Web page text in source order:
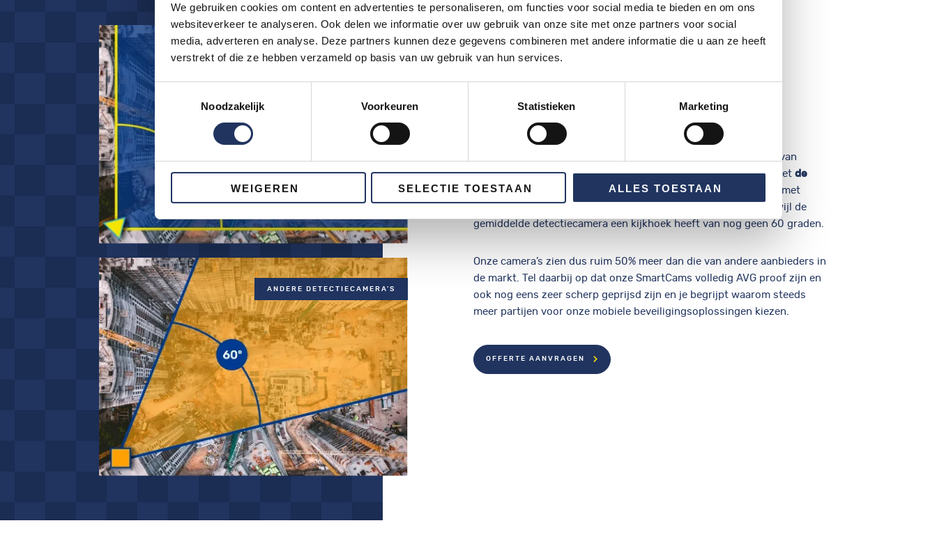
We gebruiken cookies om content en advertenties te personaliseren, om functies voor social media te bieden en om ons
websiteverkeer te analyseren. Ook delen we informatie over uw gebruik van onze site met onze partners voor social
media, adverteren en analyse. Deze partners kunnen deze gegevens combineren met andere informatie die u aan ze heeft
verstrekt of die ze hebben verzameld op basis van uw gebruik van hun services.
Noodzakelijk
Voorkeuren Statistieken Marketing
WEIGEREN SELECTIE TOESTAAN ALLES TOESTAAN
CYCLOPS
ANDERE DETECTIECAMERA'S
Cyclops camera kijkhoek
Grotere kijkhoek, betere beveiliging! Kies je voor de SmartCam van
Cyclops dan kies je voor mobiele “slimme” camerabeveiliging met de
grootste kijkhoek op de markt. Onze SmartCams zijn uitgerust met
detectiecamera’s met een kijkhoek van ruim 90 graden! Dit terwijl de
gemiddelde detectiecamera een kijkhoek heeft van nog geen 60 graden.
Onze camera’s zien dus ruim 50% meer dan die van andere aanbieders in
de markt. Tel daarbij op dat onze SmartCams volledig AVG proof zijn en
ook nog eens zeer scherp geprijsd zijn en je begrijpt waarom steeds
meer partijen voor onze mobiele beveiligingsoplossingen kiezen.
OFFERTE AANVRAGEN